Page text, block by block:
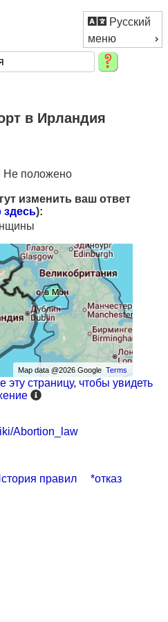
Русский
меню
в Ирландия
Не положено
изменить ваш ответ
здесь):
Map data @2026 GoogleTerms
эту страницу, чтобы увидеть
Abortion_law
правил *отказ